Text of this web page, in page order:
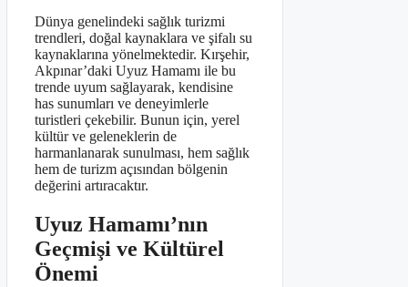
Dünya genelindeki sağlık turizmi
trendleri, doğal kaynaklara ve şifalı su
kaynaklarına yönelmektedir. Kırşehir,
Akpınar’daki Uyuz Hamamı ile bu
trende uyum sağlayarak, kendisine
has sunumları ve deneyimlerle
turistleri çekebilir. Bunun için, yerel
kültür ve geleneklerin de
harmanlanarak sunulması, hem sağlık
hem de turizm açısından bölgenin
değerini artıracaktır.
Uyuz Hamamı’nın
Geçmişi ve Kültürel
Önemi